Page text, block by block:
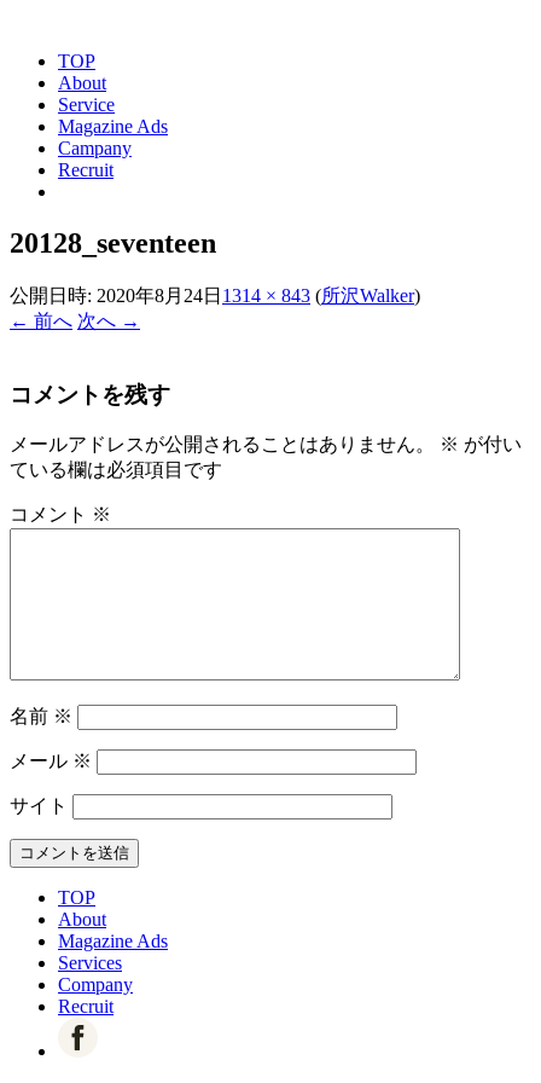
TOP
About
Service
Magazine Ads
Campany
Recruit
20128_seventeen
公開日時: 2020年8月24日 1314 × 843 (所沢Walker)
← 前へ 次へ →
コメントを残す
メールアドレスが公開されることはありません。 ※ が付い
ている欄は必須項目です
コメント ※
名前 ※
メール ※
サイト
TOP
About
Magazine Ads
Services
Company
Recruit